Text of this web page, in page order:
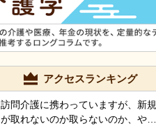
アクセスランキング
訪問介護に携わっていますが、新規
が取れないのか取らないのか、やる